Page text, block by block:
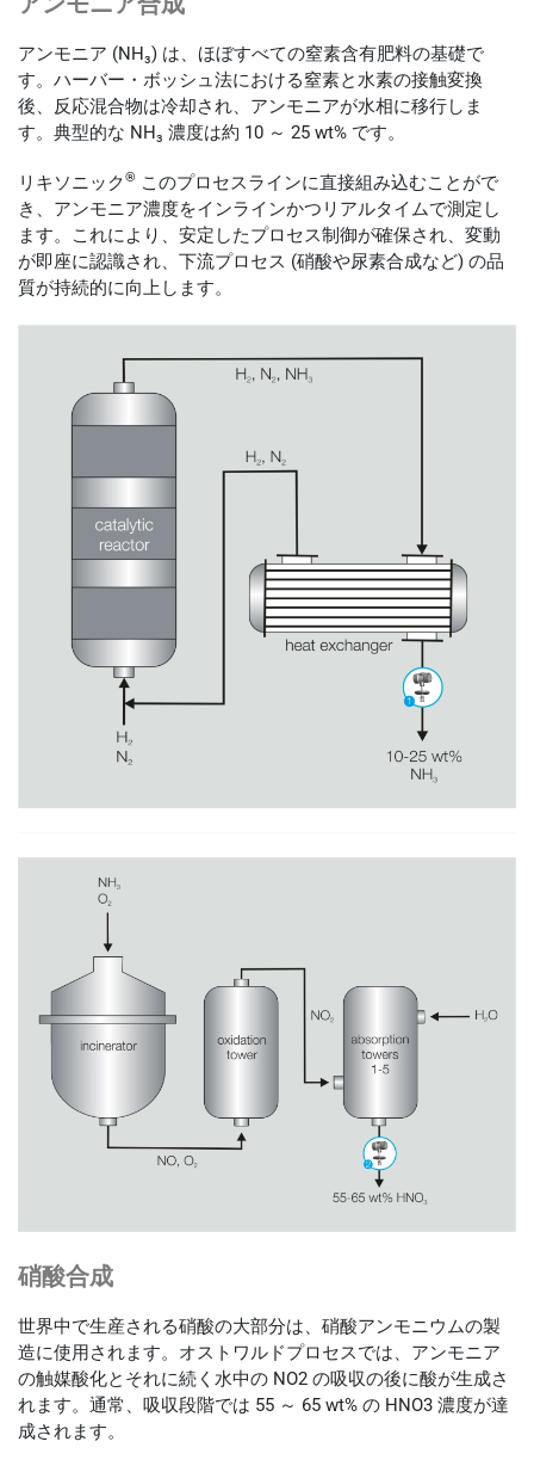
アンモニア (NH₃) は、ほぼすべての窒素含有肥料の基礎で
す。ハーバー・ボッシュ法における窒素と水素の接触変換
後、反応混合物は冷却され、アンモニアが水相に移行しま
す。典型的な NH₃ 濃度は約 10 ～ 25 wt% です。
リキソニック® このプロセスラインに直接組み込むことがで
き、アンモニア濃度をインラインかつリアルタイムで測定し
ます。これにより、安定したプロセス制御が確保され、変動
が即座に認識され、下流プロセス (硝酸や尿素合成など) の品
質が持続的に向上します。
硝酸合成
世界中で生産される硝酸の大部分は、硝酸アンモニウムの製
造に使用されます。オストワルドプロセスでは、アンモニア
の触媒酸化とそれに続く水中の NO2 の吸収の後に酸が生成さ
れます。通常、吸収段階では 55 ～ 65 wt% の HNO3 濃度が達
成されます。